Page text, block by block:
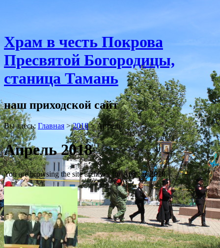
Храм в честь Покрова
Пресвятой Богородицы,
станица Тамань
наш приходской сайт
Вы здесь: Главная > 2018 > Апрель
Апрель 2018
You are browsing the site archives for Апрель 2018.